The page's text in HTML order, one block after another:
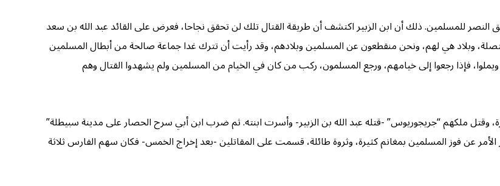
النصر للمسلمين. ذلك أن ابن الزبير اكتشف أن طريقة القتال تلك لن تحقق نجاحا، فعرض على القائد عبد الله بن سعد
وبلاد هي لهم، ونحن منقطعون عن المسلمين وبلادهم، وقد رأيت أن تترك غدا جماعة صالحة من أبطال المسلمين
فإذا رجعوا إلى خيامهم، ورجع المسلمون، ركب من كان في الخيام من المسلمين ولم يشهدوا القتال وهم
وقتل ملكهم “جريجوريوس” -قتله عبد الله بن الزبير- وأسرت ابنته. ثم ضرب ابن أبي سرح الحصار على مدينة سبيطلة”
عن فوز المسلمين بمغانم كثيرة، وثروة طائلة، قسمت على المقاتلين -بعد إخراج الخمس- فكان سهم الفارس ثلاثة